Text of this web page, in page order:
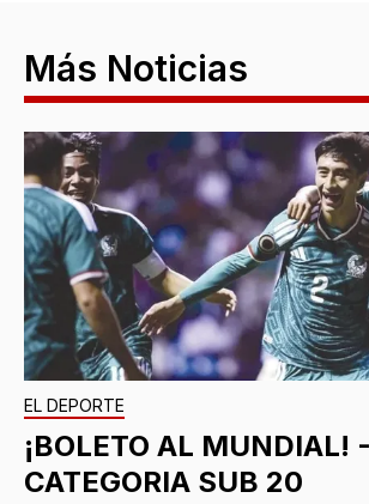
Más Noticias
EL DEPORTE
¡BOLETO AL MUNDIAL! -
CATEGORIA SUB 20